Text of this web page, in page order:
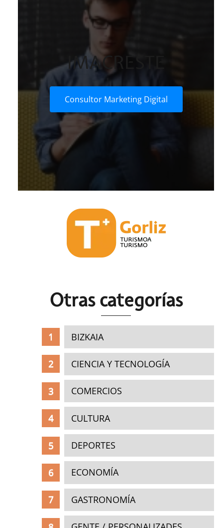
IMACRESTE
Consultor Marketing Digital
Otras categorías
BIZKAIA
CIENCIA Y TECNOLOGÍA
COMERCIOS
CULTURA
DEPORTES
ECONOMÍA
GASTRONOMÍA